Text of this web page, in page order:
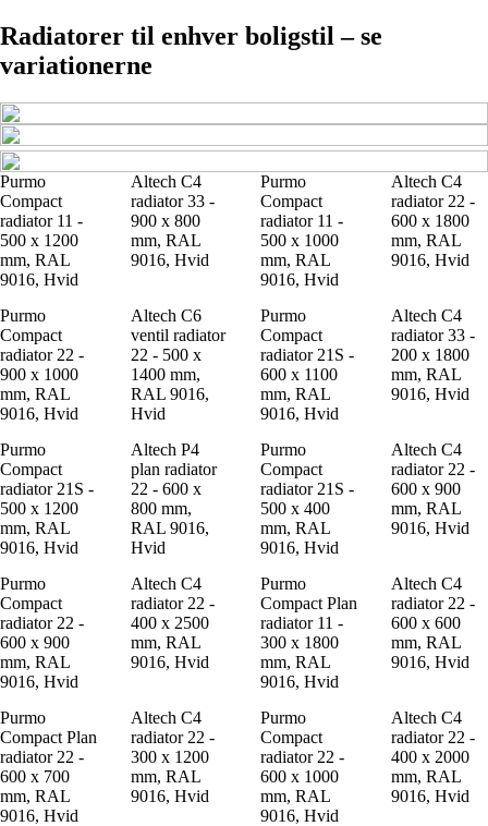
Radiatorer til enhver boligstil – se
variationerne
Purmo
Compact
radiator 11 -
500 x 1200
mm, RAL
9016, Hvid
Altech C4
radiator 33 -
900 x 800
mm, RAL
9016, Hvid
Purmo
Compact
radiator 11 -
500 x 1000
mm, RAL
9016, Hvid
Altech C4
radiator 22 -
600 x 1800
mm, RAL
9016, Hvid
Purmo
Compact
radiator 22 -
900 x 1000
mm, RAL
9016, Hvid
Altech C6
ventil radiator
22 - 500 x
1400 mm,
RAL 9016,
Hvid
Purmo
Compact
radiator 21S -
600 x 1100
mm, RAL
9016, Hvid
Altech C4
radiator 33 -
200 x 1800
mm, RAL
9016, Hvid
Purmo
Compact
radiator 21S -
500 x 1200
mm, RAL
9016, Hvid
Altech P4
plan radiator
22 - 600 x
800 mm,
RAL 9016,
Hvid
Purmo
Compact
radiator 21S -
500 x 400
mm, RAL
9016, Hvid
Altech C4
radiator 22 -
600 x 900
mm, RAL
9016, Hvid
Purmo
Compact
radiator 22 -
600 x 900
mm, RAL
9016, Hvid
Altech C4
radiator 22 -
400 x 2500
mm, RAL
9016, Hvid
Purmo
Compact Plan
radiator 11 -
300 x 1800
mm, RAL
9016, Hvid
Altech C4
radiator 22 -
600 x 600
mm, RAL
9016, Hvid
Purmo
Compact Plan
radiator 22 -
600 x 700
mm, RAL
9016, Hvid
Altech C4
radiator 22 -
300 x 1200
mm, RAL
9016, Hvid
Purmo
Compact
radiator 22 -
600 x 1000
mm, RAL
9016, Hvid
Altech C4
radiator 22 -
400 x 2000
mm, RAL
9016, Hvid